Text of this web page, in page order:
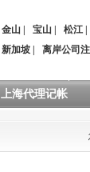
金山 宝山 松江
新加坡 离岸公司
上海代理记帐